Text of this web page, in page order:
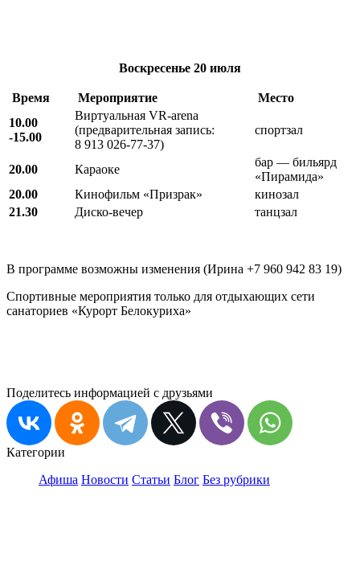
Воскресенье 20 июля
Время Мероприятие
Место
10.00
-15.00
Виртуальная VR-arena
(предварительная запись:
8 913 026-77-37)
спортзал
20.00 Караоке
бар — бильярд
«Пирамида»
20.00
Кинофильм «Призрак»
кинозал
21.30
Диско-вечер танцзал
В программе возможны изменения (Ирина +7 960 942 83 19)
Спортивные мероприятия только для отдыхающих сети
санаториев «Курорт Белокуриха»
Поделитесь информацией с друзьями
Категории
Афиша Новости Статьи Блог Без рубрики